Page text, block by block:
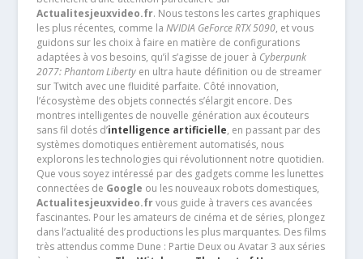
Actualitesjeuxvideo.fr. Nous testons les cartes graphiques
les plus récentes, comme la NVIDIA GeForce RTX 5090, et vous
guidons sur les choix à faire en matière de configurations
adaptées à vos besoins, qu’il s’agisse de jouer à Cyberpunk
2077: Phantom Libertyen ultra haute définition ou de streamer
sur Twitch avec une fluidité parfaite. Côté innovation,
l’écosystème des objets connectés s’élargit encore. Des
montres intelligentes de nouvelle génération aux écouteurs
sans fil dotés d’intelligence artificielle, en passant par des
systèmes domotiques entièrement automatisés, nous
explorons les technologies qui révolutionnent notre quotidien.
Que vous soyez intéressé par des gadgets comme les lunettes
connectées de Google ou les nouveaux robots domestiques,
Actualitesjeuxvideo.frvous guide à travers ces avancées
fascinantes. Pour les amateurs de cinéma et de séries, plongez
dans l’actualité des productions les plus marquantes. Des films
très attendus comme Dune : Partie Deux ou Avatar 3 aux séries